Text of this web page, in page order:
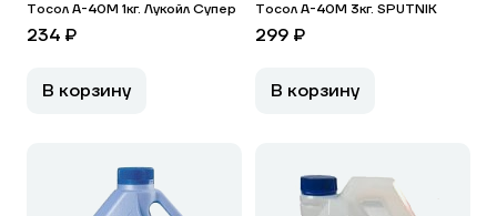
Тосол А-40М 1кг. Лукойл Супер
234 ₽
В корзину
Тосол А-40М 3кг. SPUTNIK
299 ₽
В корзину